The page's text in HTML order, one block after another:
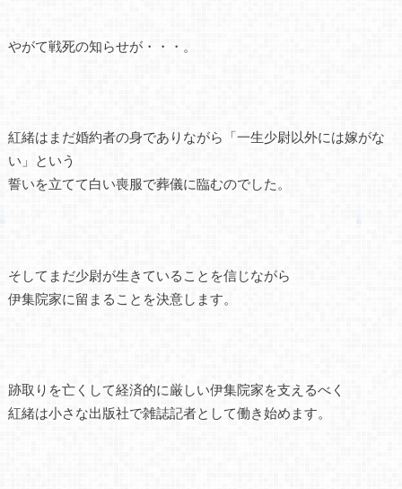
やがて戦死の知らせが・・・。
紅緒はまだ婚約者の身でありながら「一生少尉以外には嫁がな
い」という
誓いを立てて白い喪服で葬儀に臨むのでした。
そしてまだ少尉が生きていることを信じながら
伊集院家に留まることを決意します。
跡取りを亡くして経済的に厳しい伊集院家を支えるべく
紅緒は小さな出版社で雑誌記者として働き始めます。